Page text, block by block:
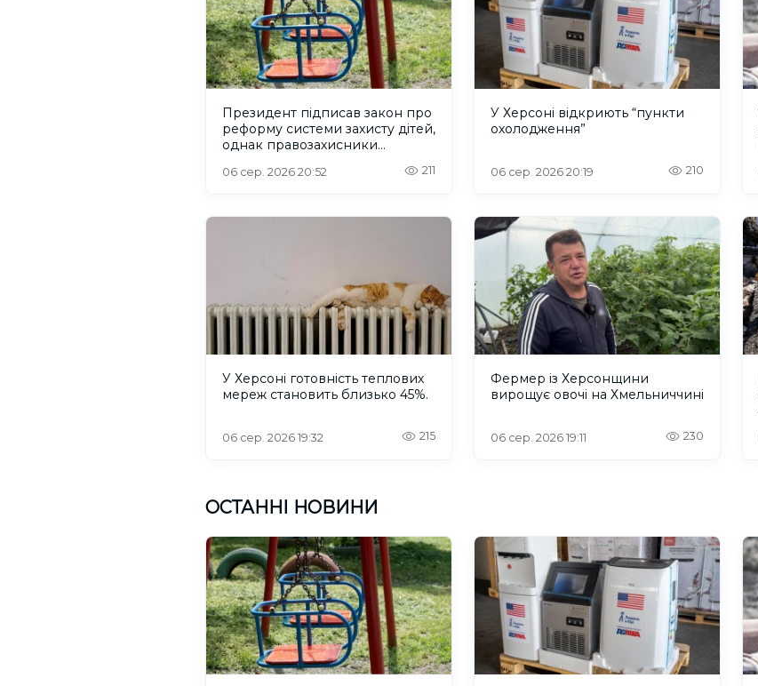
Президент підписав закон про
реформу системи захисту дітей,
однак правозахисники
06 сер. 2026 20:52 211
У Херсоні відкриють “пункти
охолодження”
06 сер. 2026 20:19 210
У Херсоні готовність теплових
мереж становить близько 45%.
06 сер. 2026 19:32 215
Фермер із Херсонщини
вирощує овочі на Хмельниччині
06 сер. 2026 19:11 230
ОСТАННІ НОВИНИ